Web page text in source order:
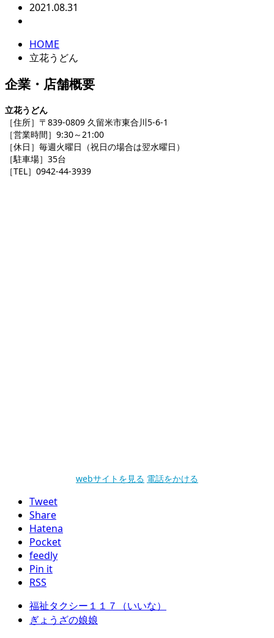
2021.08.31
HOME
立花うどん
企業・店舗概要
立花うどん
［住所］〒839-0809 久留米市東合川5-6-1
［営業時間］9:30～21:00
［休日］毎週火曜日（祝日の場合は翌水曜日）
［駐車場］35台
［TEL］0942-44-3939
webサイトを見る 電話をかける
Tweet
Share
Hatena
Pocket
feedly
Pin it
RSS
福祉タクシー１１７（いいな）
ぎょうざの娘娘